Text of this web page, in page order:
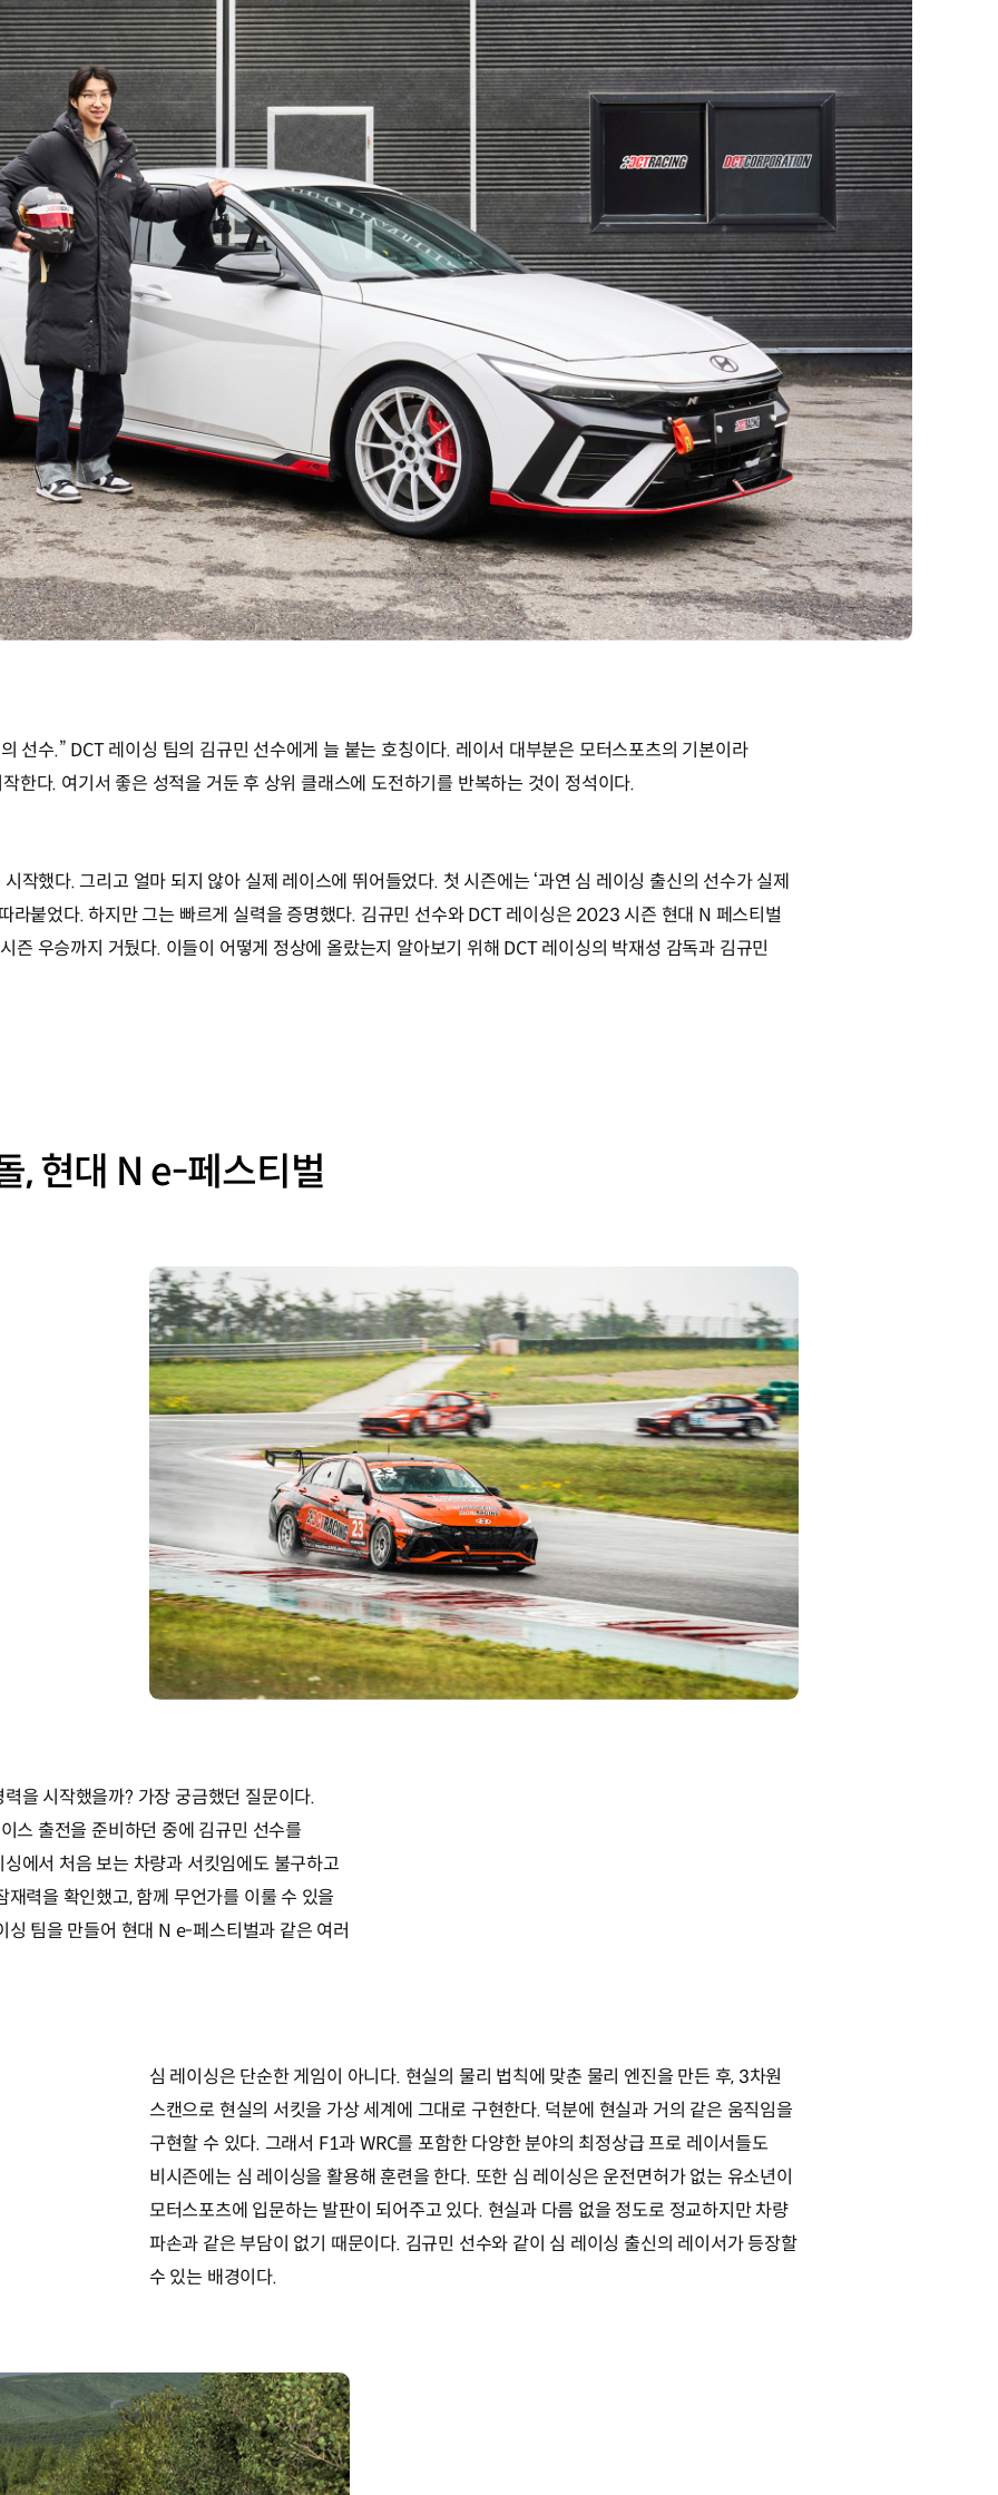
선수.” DCT 레이싱 팀의 김규민 선수에게 늘 붙는 호칭이다. 레이서 대부분은 모터스포츠의 기본이라
한다. 여기서 좋은 성적을 거둔 후 상위 클래스에 도전하기를 반복하는 것이 정석이다.
작했다. 그리고 얼마 되지 않아 실제 레이스에 뛰어들었다. 첫 시즌에는 ‘과연 심 레이싱 출신의 선수가 실제
라붙었다. 하지만 그는 빠르게 실력을 증명했다. 김규민 선수와 DCT 레이싱은 2023 시즌 현대 N 페스티벌
즌 우승까지 거뒀다. 이들이 어떻게 정상에 올랐는지 알아보기 위해 DCT 레이싱의 박재성 감독과 김규민
, 현대 N e-페스티벌
을 시작했을까? 가장 궁금했던 질문이다.
스 출전을 준비하던 중에 김규민 선수를
에서 처음 보는 차량과 서킷임에도 불구하고
력을 확인했고, 함께 무언가를 이룰 수 있을
팀을 만들어 현대 N e-페스티벌과 같은 여러
심 레이싱은 단순한 게임이 아니다. 현실의 물리 법칙에 맞춘 물리 엔진을 만든 후, 3차원
스캔으로 현실의 서킷을 가상 세계에 그대로 구현한다. 덕분에 현실과 거의 같은 움직임을
구현할 수 있다. 그래서 F1과 WRC를 포함한 다양한 분야의 최정상급 프로 레이서들도
비시즌에는 심 레이싱을 활용해 훈련을 한다. 또한 심 레이싱은 운전면허가 없는 유소년이
모터스포츠에 입문하는 발판이 되어주고 있다. 현실과 다름 없을 정도로 정교하지만 차량
파손과 같은 부담이 없기 때문이다. 김규민 선수와 같이 심 레이싱 출신의 레이서가 등장할
수 있는 배경이다.